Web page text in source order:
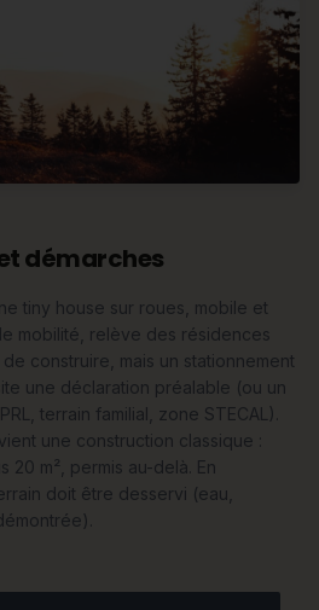
démarches
tiny house sur roues, mobile et
mobilité, relève des résidences
construire, mais un stationnement
une déclaration préalable (ou un
terrain familial, zone STECAL).
une construction classique :
20 m², permis au-delà. En
doit être desservi (eau,